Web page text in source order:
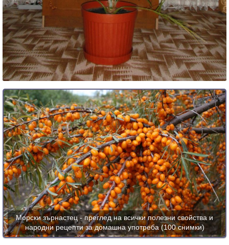
Морски зърнастец - преглед на всички полезни свойства и
народни рецепти за домашна употреба (100 снимки)